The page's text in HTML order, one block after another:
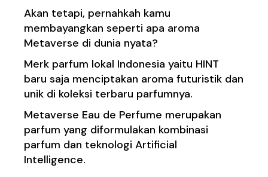
Akan tetapi, pernahkah kamu
membayangkan seperti apa aroma
Metaverse di dunia nyata?
Merk parfum lokal Indonesia yaitu HINT
baru saja menciptakan aroma futuristik dan
unik di koleksi terbaru parfumnya.
Metaverse Eau de Perfume merupakan
parfum yang diformulakan kombinasi
parfum dan teknologi Artificial
Intelligence.